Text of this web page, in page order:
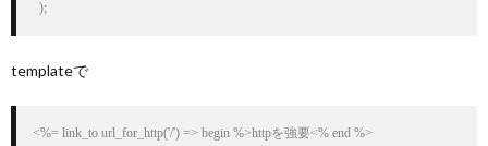
  );
templateで
<%= link_to url_for_http('/') => begin %>httpを強要<% end %>